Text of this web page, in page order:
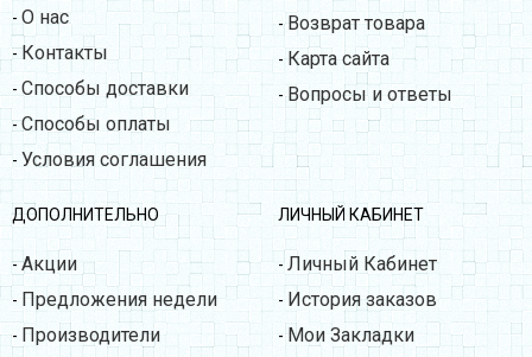
- О нас
-Контакты
- Способы доставки
-Способы оплаты
- Условия соглашения
-Возврат товара
-Карта сайта
-Вопросы и ответы
ДОПОЛНИТЕЛЬНО
-Акции
- Предложения недели
- Производители
ЛИЧНЫЙ КАБИНЕТ
- Личный Кабинет
- История заказов
-Мои Закладки